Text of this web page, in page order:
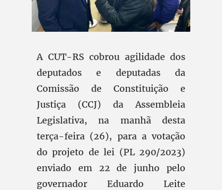
A CUT-RS cobrou agilidade dos
deputados e deputadas da
Comissão de Constituição e
Justiça (CCJ) da Assembleia
Legislativa, na manhã desta
terça-feira (26), para a votação
do projeto de lei (PL 290/2023)
enviado em 22 de junho pelo
governador Eduardo Leite